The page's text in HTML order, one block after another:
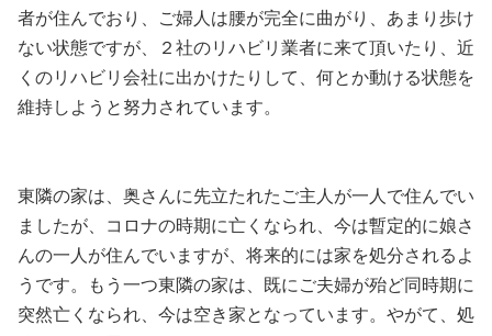
者が住んでおり、ご婦人は腰が完全に曲がり、あまり歩け
ない状態ですが、２社のリハビリ業者に来て頂いたり、近
くのリハビリ会社に出かけたりして、何とか動ける状態を
維持しようと努力されています。
東隣の家は、奥さんに先立たれたご主人が一人で住んでい
ましたが、コロナの時期に亡くなられ、今は暫定的に娘さ
んの一人が住んでいますが、将来的には家を処分されるよ
うです。もう一つ東隣の家は、既にご夫婦が殆ど同時期に
突然亡くなられ、今は空き家となっています。やがて、処